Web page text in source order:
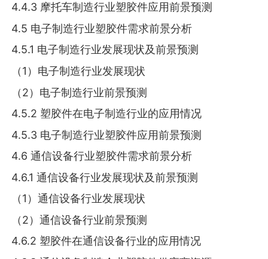
4.4.3 摩托车制造行业塑胶件应用前景预测
4.5 电子制造行业塑胶件需求前景分析
4.5.1 电子制造行业发展现状及前景预测
（1）电子制造行业发展现状
（2）电子制造行业前景预测
4.5.2 塑胶件在电子制造行业的应用情况
4.5.3 电子制造行业塑胶件应用前景预测
4.6 通信设备行业塑胶件需求前景分析
4.6.1 通信设备行业发展现状及前景预测
（1）通信设备行业发展现状
（2）通信设备行业前景预测
4.6.2 塑胶件在通信设备行业的应用情况